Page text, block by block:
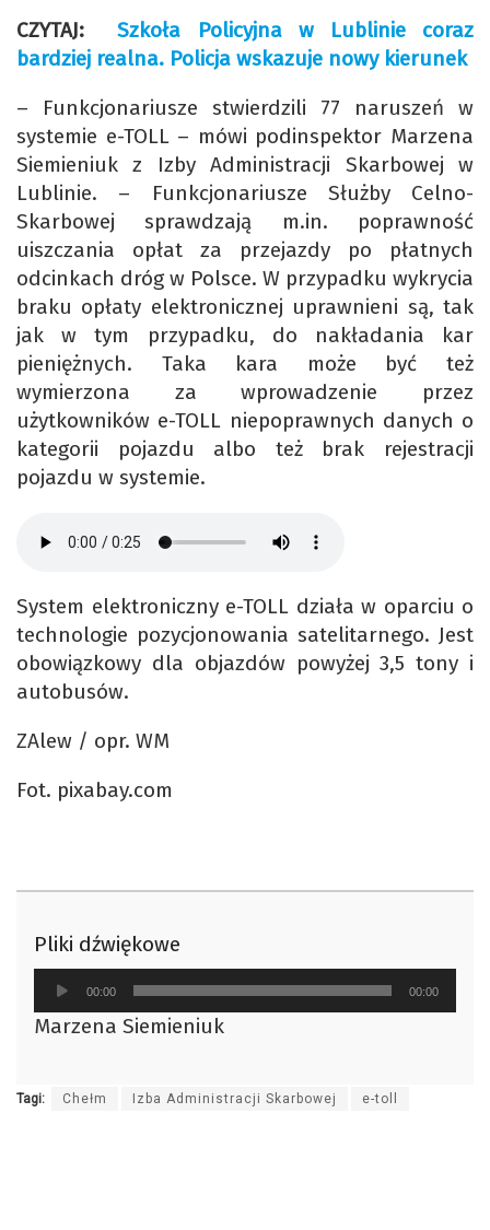
CZYTAJ:Szkoła Policyjna w Lublinie coraz
bardziej realna. Policja wskazuje nowy kierunek
– Funkcjonariusze stwierdzili 77 naruszeń w
systemie e-TOLL – mówi podinspektor Marzena
Siemieniuk z Izby Administracji Skarbowej w
Lublinie. – Funkcjonariusze Służby Celno-
Skarbowej sprawdzają m.in. poprawność
uiszczania opłat za przejazdy po płatnych
odcinkach dróg w Polsce. W przypadku wykrycia
braku opłaty elektronicznej uprawnieni są, tak
jak w tym przypadku, do nakładania kar
pieniężnych. Taka kara może być też
wymierzona za wprowadzenie przez
użytkowników e-TOLL niepoprawnych danych o
kategorii pojazdu albo też brak rejestracji
pojazdu w systemie.
System elektroniczny e-TOLL działa w oparciu o
technologie pozycjonowania satelitarnego. Jest
obowiązkowy dla objazdów powyżej 3,5 tony i
autobusów.
ZAlew / opr. WM
Fot. pixabay.com
Pliki dźwiękowe
Odtwarzacz
plików
dźwiękowych
00:00 00:00
Marzena Siemieniuk
Tagi: Chełm Izba Administracji Skarbowej e-toll